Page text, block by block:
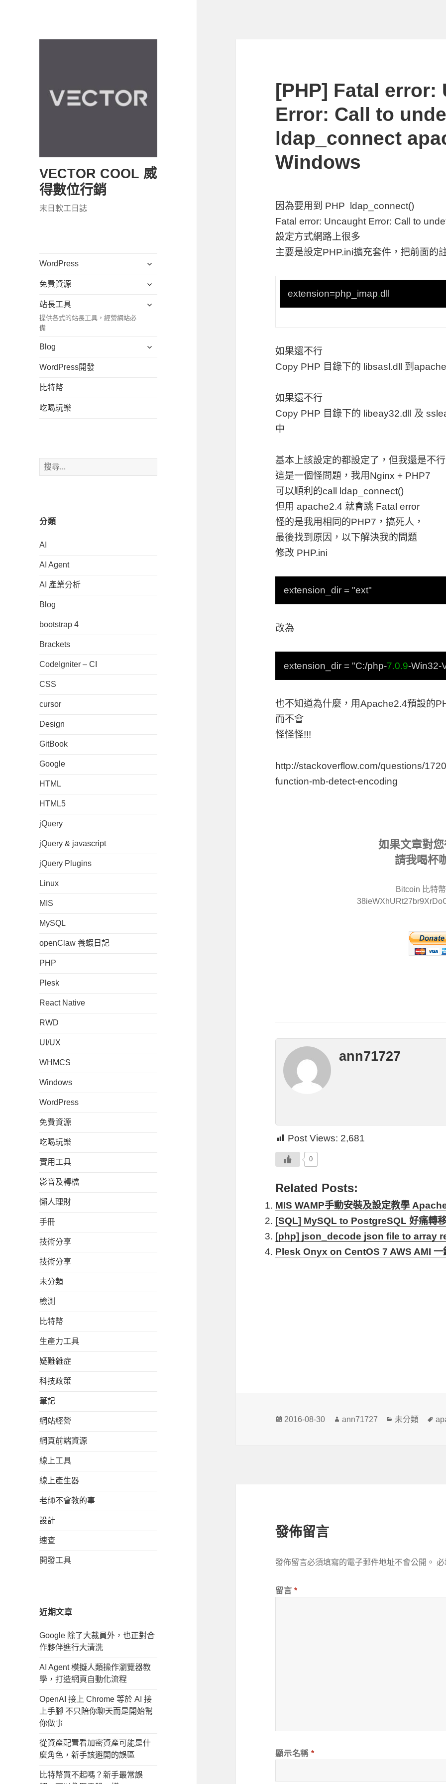
VECTOR COOL 威
得數位行銷
末日軟工日誌
WordPress
展
子
免費資源
展
子
站長工具
提供各式的站長工具，經營網站必
備
展
單
Blog
展
WordPress開發
比特幣
吃喝玩樂
搜
尋
分類
AI
AI Agent
AI 產業分析
Blog
bootstrap 4
Brackets
CodeIgniter – CI
CSS
cursor
Design
GitBook
Google
HTML
HTML5
jQuery
jQuery & javascript
jQuery Plugins
Linux
MIS
MySQL
openClaw 養蝦日記
PHP
Plesk
React Native
RWD
UI/UX
WHMCS
Windows
WordPress
免費資源
吃喝玩樂
實用工具
影音及轉檔
懶人理財
手冊
技術分享
技術分享
未分類
檢測
比特幣
生產力工具
疑難雜症
科技政策
筆記
網站經營
網頁前端資源
線上工具
線上產生器
老師不會教的事
設計
速查
開發工具
近期文章
Google 除了大裁員外，也正對合
作夥伴進行大清洗
AI Agent 模擬人類操作瀏覽器教
學，打造網頁自動化流程
OpenAI 接上 Chrome 等於 AI 接
上手腳 不只陪你聊天而是開始幫
你做事
從資產配置看加密資產可能是什
麼角色，新手該避開的誤區
比特幣買不起嗎？新手最常誤
[PHP] Fatal error:
Error: Call to
ldap_connect
Windows
因為要用到 PHP ldap_connect()
Fatal error: Uncaught Error: Call to
設定方式網路上很多
主要是設定PHP.ini擴充套件，把前面的
extension=php_imap.dll
如果還不行
Copy PHP 目錄下的 libsasl.dll 到
如果還不行
Copy PHP 目錄下的 libeay32.dll 及
中
基本上該設定的都設定了，但我還是不
這是一個怪問題，我用Nginx + PHP7
可以順利的call ldap_connect()
但用 apache2.4 就會跳 Fatal error
怪的是我用相同的PHP7，搞死人，
最後找到原因，以下解決我的問題
修改 PHP.ini
extension_dir = "ext"
改為
extension_dir = "C:/php-7.0.9-Win32-
也不知道為什麼，用Apache2.4預設的
而不會
怪怪怪!!!
http://stackoverflow.com/questions/
function-mb-detect-encoding
如果文章對
請我喝杯
Bitcoin 比特
ann71727
Post Views: 2,681
0
Related Posts:
MIS WAMP手動安裝及設定教學
[SQL] MySQL to PostgreSQL 好痛轉
[php] json_decode json file to array
Plesk Onyx on CentOS 7 AWS AMI 一
發
2016-08-30
作
ann71727
分
未分類
標
發佈留言
發佈留言必須填寫的電子郵件地址不會公開。
留言*
顯示名稱 *